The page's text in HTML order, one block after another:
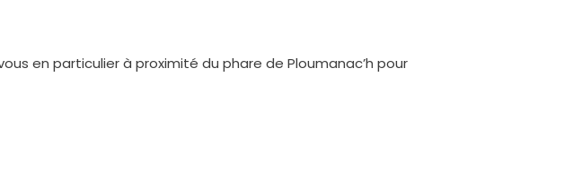
en particulier à proximité du phare de Ploumanac’h pour